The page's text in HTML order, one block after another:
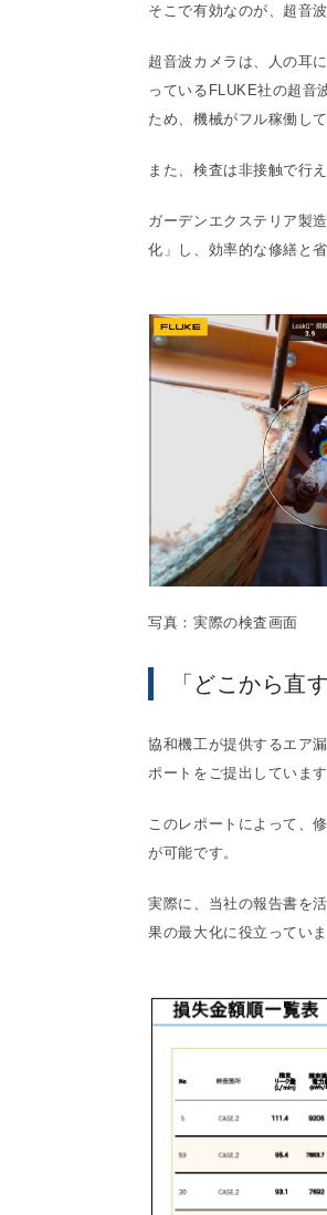
そこで有効なのが、超音
超音波カメラは、人の耳
っているFLUKE社の超音
ため、機械がフル稼働し
また、検査は非接触で行
ガーデンエクステリア製
化」し、効率的な修繕と
写真：実際の検査画面
「どこから直
協和機工が提供するエア
ポートをご提出しています
このレポートによって、
が可能です。
実際に、当社の報告書を
果の最大化に役立っていま